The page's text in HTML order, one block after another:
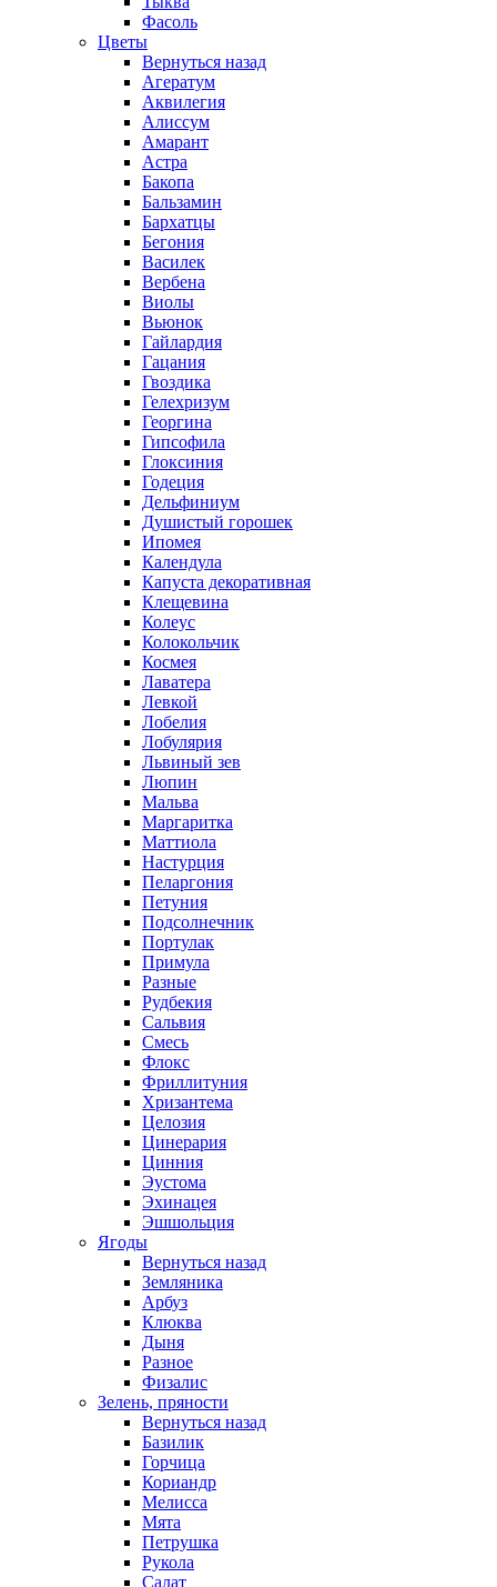
Фасоль
Цветы
Вернуться назад
Агератум
Аквилегия
Алиссум
Амарант
Астра
Бакопа
Бальзамин
Бархатцы
Бегония
Василек
Вербена
Виолы
Вьюнок
Гайлардия
Гацания
Гвоздика
Гелехризум
Георгина
Гипсофила
Глоксиния
Годеция
Дельфиниум
Душистый горошек
Ипомея
Календула
Капуста декоративная
Клещевина
Колеус
Колокольчик
Космея
Лаватера
Левкой
Лобелия
Лобулярия
Львиный зев
Люпин
Мальва
Маргаритка
Маттиола
Настурция
Пеларгония
Петуния
Подсолнечник
Портулак
Примула
Разные
Рудбекия
Сальвия
Смесь
Флокс
Фриллитуния
Хризантема
Целозия
Цинерария
Цинния
Эустома
Эхинацея
Эшшольция
Ягоды
Вернуться назад
Земляника
Арбуз
Клюква
Дыня
Разное
Физалис
Зелень, пряности
Вернуться назад
Базилик
Горчица
Кориандр
Мелисса
Мята
Петрушка
Рукола
Салат